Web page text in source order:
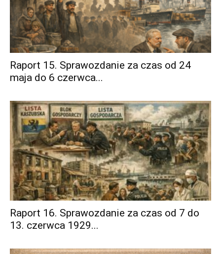
Raport 15. Sprawozdanie za czas od 24
maja do 6 czerwca...
Raport 16. Sprawozdanie za czas od 7 do
13. czerwca 1929...